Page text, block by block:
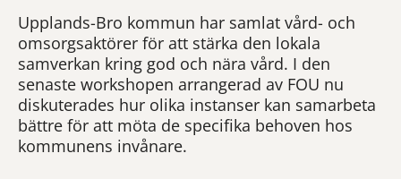
Upplands-Bro kommun har samlat vård- och
omsorgsaktörer för att stärka den lokala
samverkan kring god och nära vård. I den
senaste workshopen arrangerad av FOU nu
diskuterades hur olika instanser kan samarbeta
bättre för att möta de specifika behoven hos
kommunens invånare.